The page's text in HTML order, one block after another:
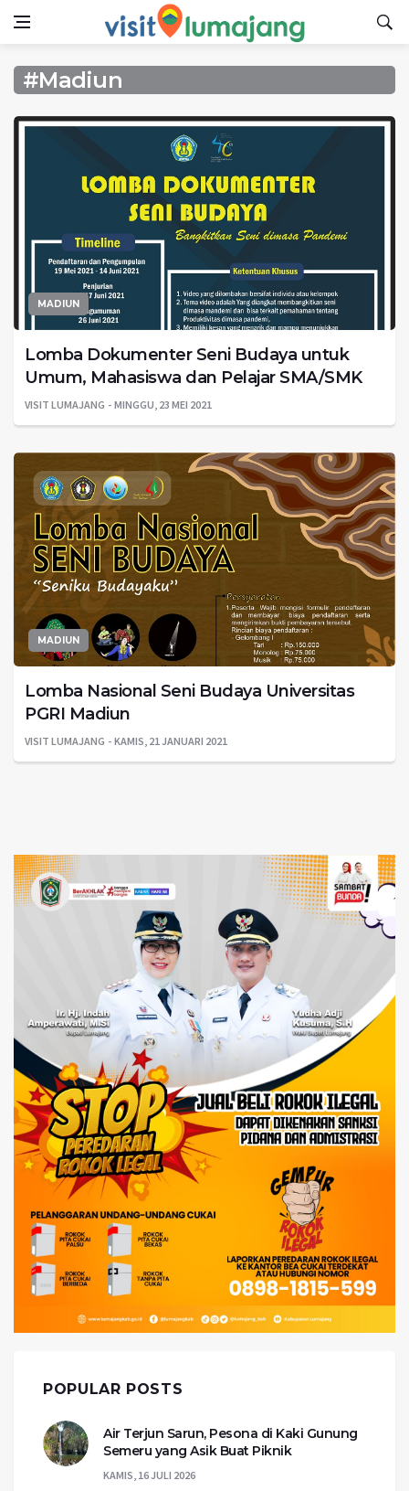
#Madiun
MADIUN
Lomba Dokumenter Seni Budaya untuk
Umum, Mahasiswa dan Pelajar SMA/SMK
VISIT LUMAJANG MINGGU, 23 MEI 2021
MADIUN
Lomba Nasional Seni Budaya Universitas
PGRI Madiun
VISIT LUMAJANG KAMIS, 21 JANUARI 2021
POPULAR POSTS
Air Terjun Sarun, Pesona di Kaki Gunung
Semeru yang Asik Buat Piknik
KAMIS, 16 JULI 2026